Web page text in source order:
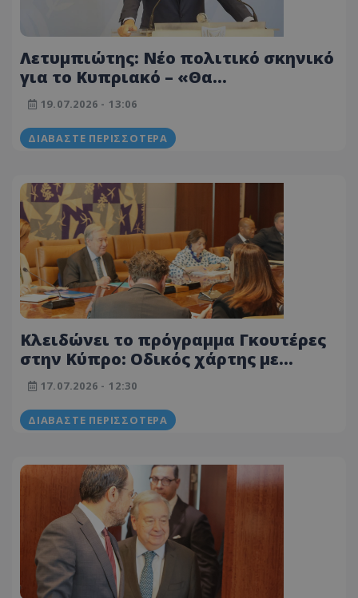
Λετυμπιώτης: Νέο πολιτικό σκηνικό
για το Κυπριακό – «Θα
αξιοποιήσουμε κάθε ευκαιρία»
19.07.2026 - 13:06
ΔΙΑΒΆΣΤΕ ΠΕΡΙΣΣΌΤΕΡΑ
Κλειδώνει το πρόγραμμα Γκουτέρες
στην Κύπρο: Οδικός χάρτης με
χωριστά τετ-α-τετ και κοινή
συνάντηση στη νεκρή ζώνη
17.07.2026 - 12:30
ΔΙΑΒΆΣΤΕ ΠΕΡΙΣΣΌΤΕΡΑ